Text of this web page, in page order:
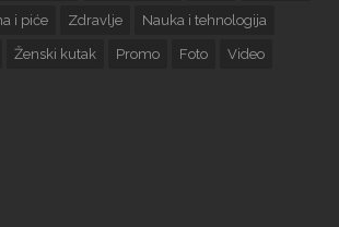
i piće Zdravlje Nauka i tehnologija
Ženski kutak Promo Foto Video